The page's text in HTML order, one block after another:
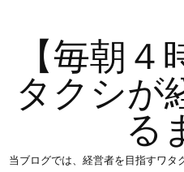
【毎朝
タクシが
る
当ブログでは、経営者を目指すワタ